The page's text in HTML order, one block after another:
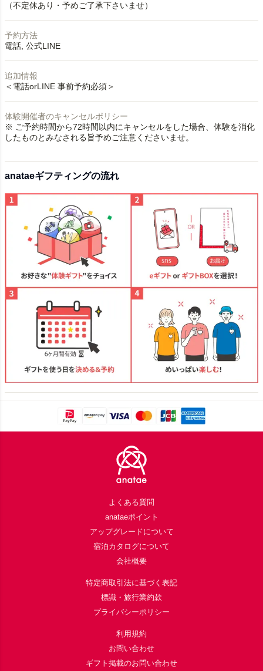
（不定休あり・予めご了承下さいませ）
予約方法
電話 公式LINE
追加情報
＜電話orLINE 事前予約必須＞
体験開催者のキャンセルポリシー
※ ご予約時間から72時間以内にキャンセルをした場合、体験を消化
したものとみなされる旨予めご注意くださいませ。
anataeギフティングの流れ
よくある質問
anataeポイント
アップグレードについて
宿泊カタログについて
会社概要
特定商取引法に基づく表記
標識・旅行業約款
プライバシーポリシー
利用規約
お問い合わせ
ギフト掲載のお問い合わせ